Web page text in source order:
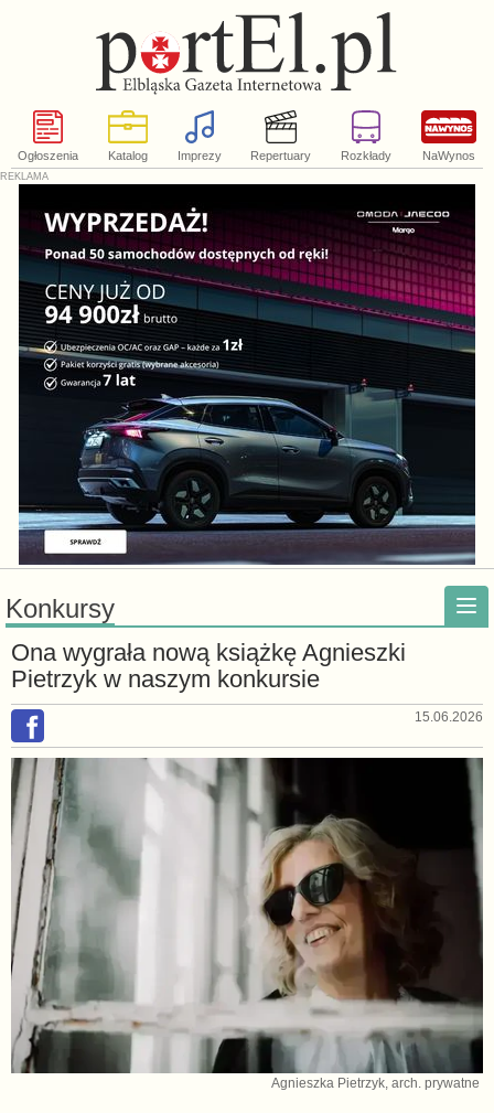
Ogłoszenia Katalog Imprezy Repertuary Rozkłady NaWynos
Konkursy
Ona wygrała nową książkę Agnieszki
Pietrzyk w naszym konkursie
15.06.2026
Agnieszka Pietrzyk, arch. prywatne